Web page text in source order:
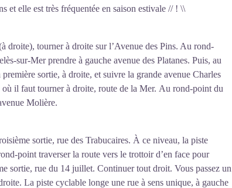
et elle est très fréquentée en saison estivale // ! \\
droite), tourner à droite sur l’Avenue des Pins. Au rond-
sur-Mer prendre à gauche avenue des Platanes. Puis, au
sortie, à droite, et suivre la grande avenue Charles
où il faut tourner à droite, route de la Mer. Au rond-point du
Molière.
sortie, rue des Trabucaires. À ce niveau, la piste
point traverser la route vers le trottoir d’en face pour
sortie, rue du 14 juillet. Continuer tout droit. Vous passez un
La piste cyclable longe une rue à sens unique, à gauche